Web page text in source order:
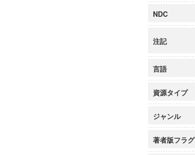
NDC
注記
言語
資源タイプ
ジャンル
著者版フラグ